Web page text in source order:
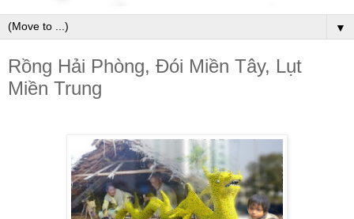
▼
Rồng Hải Phòng, Đói Miền Tây, Lụt
Miền Trung